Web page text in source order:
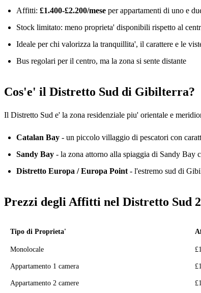
Affitti: £1.400-£2.200/mese per appartamenti di uno e
Stock limitato: meno proprieta' disponibili rispetto al
Ideale per chi valorizza la tranquillita', il carattere e le
Bus regolari per il centro, ma la zona si sente distante
Cos'e' il Distretto Sud di Gibilterra?
Il Distretto Sud e' la zona residenziale piu' orientale e
Catalan Bay - un piccolo villaggio di pescatori con
Sandy Bay - la zona attorno alla spiaggia di Sandy Bay
Distretto Europa / Europa Point - l'estremo sud di
Prezzi degli Affitti nel Distretto Sud
Tipo di Proprieta'
Monolocale
Appartamento 1 camera
Appartamento 2 camere